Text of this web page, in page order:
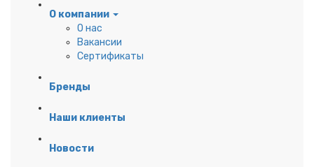
О компании
О нас
Вакансии
Сертификаты
Бренды
Наши клиенты
Новости